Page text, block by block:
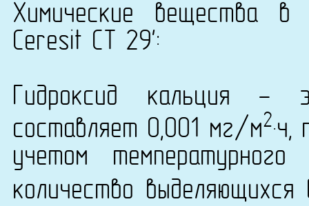
Химические вещества в
Ceresit СТ 29':
Гидроксид кальция -
составляет 0,001 мг/м2
учетом
количество